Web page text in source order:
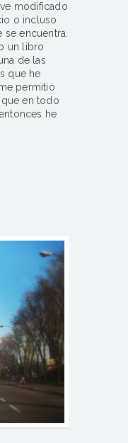
modificado
o incluso
encuentra.
un libro
de las
que he
permitió
en todo
he